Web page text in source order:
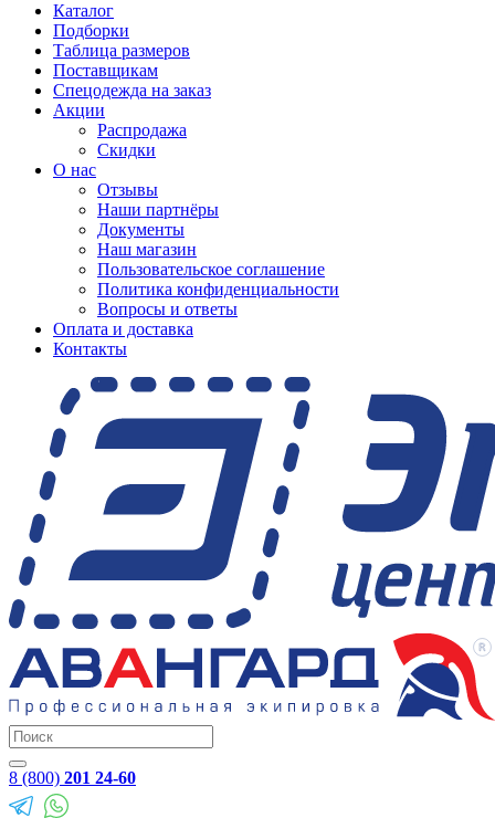
Каталог
Подборки
Таблица размеров
Поставщикам
Спецодежда на заказ
Акции
Распродажа
Скидки
О нас
Отзывы
Наши партнёры
Документы
Наш магазин
Пользовательское соглашение
Политика конфиденциальности
Вопросы и ответы
Оплата и доставка
Контакты
8 (800) 201 24-60